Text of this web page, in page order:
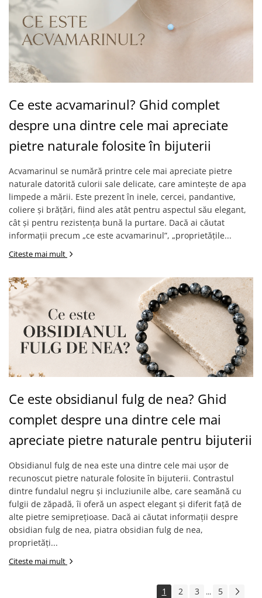
Ce este acvamarinul? Ghid complet
despre una dintre cele mai apreciate
pietre naturale folosite în bijuterii
Acvamarinul se numără printre cele mai apreciate pietre
naturale datorită culorii sale delicate, care amintește de apa
limpede a mării. Este prezent în inele, cercei, pandantive,
coliere și brățări, fiind ales atât pentru aspectul său elegant,
cât și pentru rezistența bună la purtare. Dacă ai căutat
informații precum „ce este acvamarinul”, „proprietățile...
Citeste mai mult
Ce este obsidianul fulg de nea? Ghid
complet despre una dintre cele mai
apreciate pietre naturale pentru bijuterii
Obsidianul fulg de nea este una dintre cele mai ușor de
recunoscut pietre naturale folosite în bijuterii. Contrastul
dintre fundalul negru și incluziunile albe, care seamănă cu
fulgii de zăpadă, îi oferă un aspect elegant și diferit față de
alte pietre semiprețioase. Dacă ai căutat informații despre
obsidian fulg de nea, piatra obsidian fulg de nea,
proprietăți...
Citeste mai mult
1 2 3 ... 5